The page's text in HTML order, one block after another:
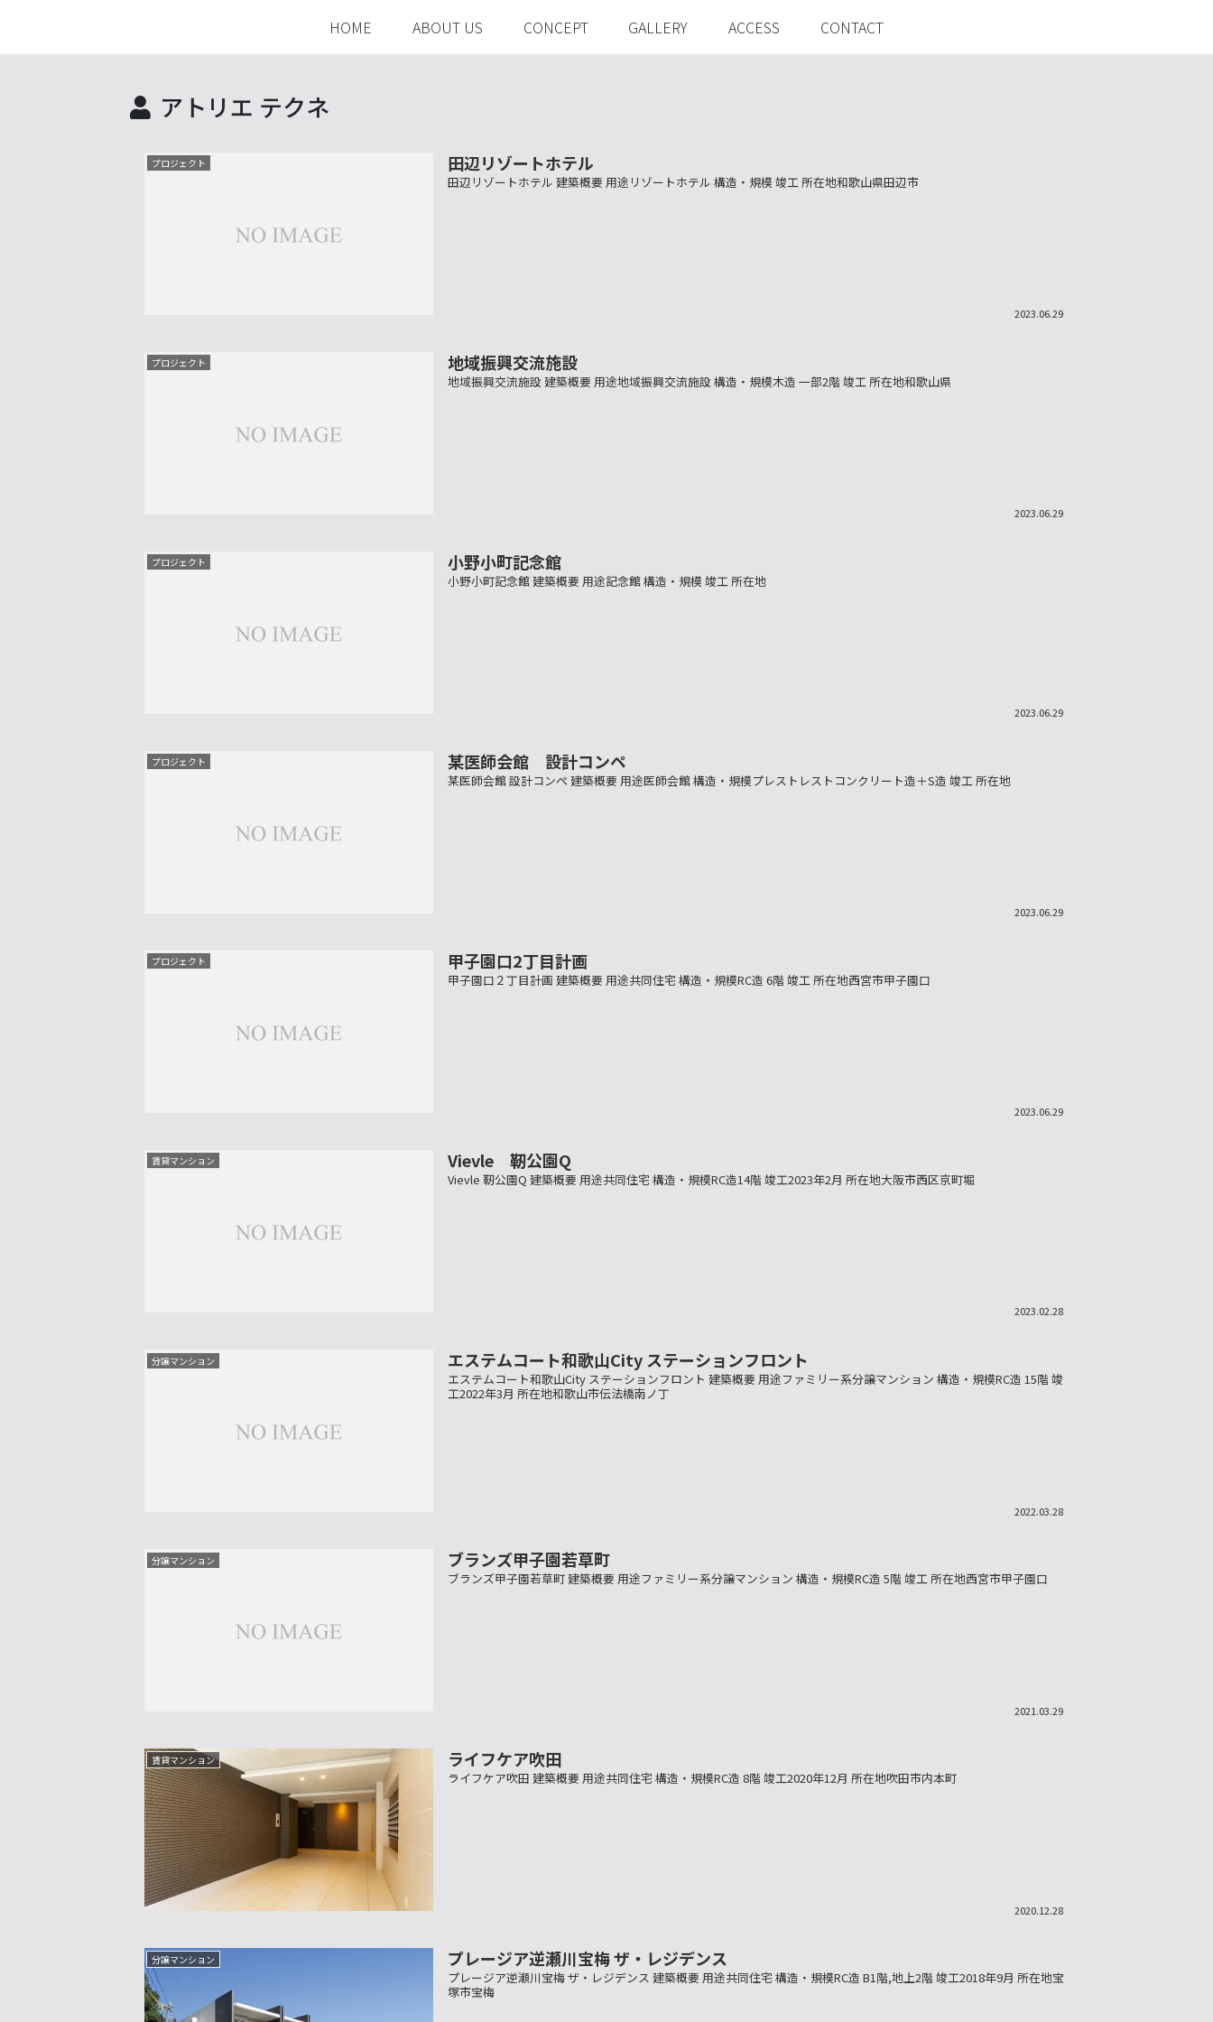
HOME ABOUT US CONCEPT GALLERY ACCESS CONTACT
アトリエ テクネ
プロジェクト 田辺リゾートホテル
田辺リゾートホテル 建築概要 用途リゾートホテル 構造・規模 竣工 所在地和歌山県田辺市
2023.06.29
プロジェクト 地域振興交流施設
地域振興交流施設 建築概要 用途地域振興交流施設 構造・規模木造 一部2階 竣工 所在地和歌山県
2023.06.29
プロジェクト 小野小町記念館
小野小町記念館 建築概要 用途記念館 構造・規模 竣工 所在地
2023.06.29
プロジェクト 某医師会館 設計コンペ
某医師会館 設計コンペ 建築概要 用途医師会館 構造・規模プレストレストコンクリート造＋S造 竣工 所在地
2023.06.29
プロジェクト 甲子園口2丁目計画
甲子園口２丁目計画 建築概要 用途共同住宅 構造・規模RC造 6階 竣工 所在地西宮市甲子園口
2023.06.29
賃貸マンション Vievle 靭公園Q
Vievle 靭公園Q 建築概要 用途共同住宅 構造・規模RC造14階 竣工2023年2月 所在地大阪市西区京町堀
2023.02.28
分譲マンション エステムコート和歌山City ステーションフロント
エステムコート和歌山City ステーションフロント 建築概要 用途ファミリー系分譲マンション 構造・規模RC造 15階 竣
工2022年3月 所在地和歌山市伝法橋南ノ丁
2022.03.28
分譲マンション ブランズ甲子園若草町
ブランズ甲子園若草町 建築概要 用途ファミリー系分譲マンション 構造・規模RC造 5階 竣工 所在地西宮市甲子園口
2021.03.29
賃貸マンション ライフケア吹田
ライフケア吹田 建築概要 用途共同住宅 構造・規模RC造 8階 竣工2020年12月 所在地吹田市内本町
2020.12.28
分譲マンション プレージア逆瀬川宝梅 ザ・レジデンス
プレージア逆瀬川宝梅 ザ・レジデンス 建築概要 用途共同住宅 構造・規模RC造 B1階,地上2階 竣工2018年9月 所在地宝
塚市宝梅